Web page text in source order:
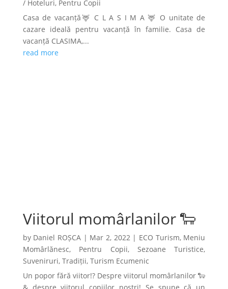
/ Hoteluri, Pentru Copii
Casa de vacanță🦌 C L A S I M A 🦌 O unitate de
cazare ideală pentru vacanță în familie. Casa de
vacanță CLASIMA,...
read more
Viitorul momârlanilor 🐑
by Daniel ROȘCA | Mar 2, 2022 | ECO Turism, Meniu
Momârlănesc, Pentru Copii, Sezoane Turistice,
Suveniruri, Tradiții, Turism Ecumenic
Un popor fără viitor!? Despre viitorul momârlanilor 🐑
& despre viitorul copiilor noștri! Se spune că un